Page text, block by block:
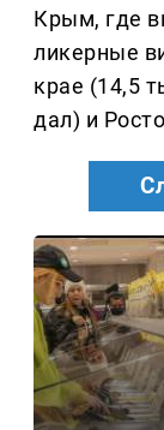
Крым, где
ликерные
крае (14,5
дал) и